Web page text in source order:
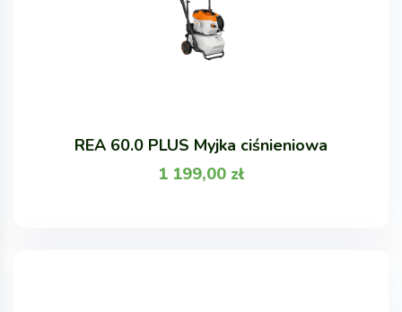
REA 60.0 PLUS Myjka ciśnieniowa
1 199,00 zł